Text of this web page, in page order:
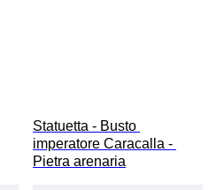
Statuetta - Busto
imperatore Caracalla -
Pietra arenaria